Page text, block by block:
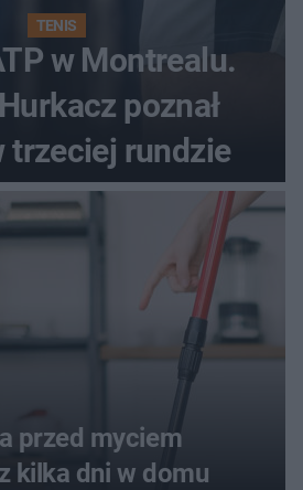
TENIS
w Montrealu.
poznał
trzeciej rundzie
przed myciem
kilka dni w domu